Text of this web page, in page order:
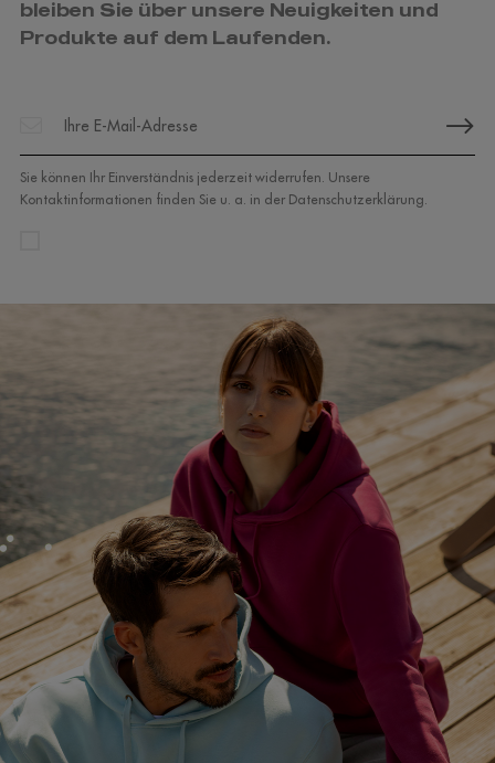
bleiben Sie über unsere Neuigkeiten und
Produkte auf dem Laufenden.
Sie können Ihr Einverständnis jederzeit widerrufen. Unsere
Kontaktinformationen finden Sie u. a. in der Datenschutzerklärung.